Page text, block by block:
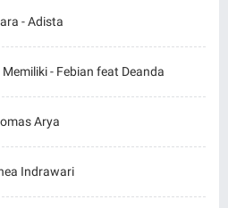
- Adista
- Febian feat Deanda
Arya
Indrawari